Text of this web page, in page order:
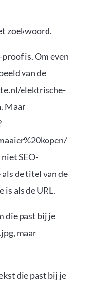
zoekwoord.
proof is. Om even
van de
elektrische-
Maar
niet SEO-
de titel van de
is als de URL.
die past bij je
maar
die past bij je